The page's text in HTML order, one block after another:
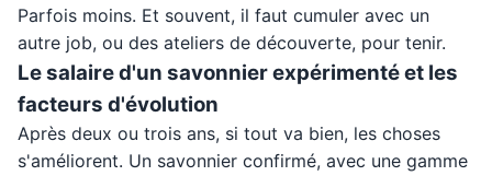
Parfois moins. Et souvent, il faut cumuler avec un
autre job, ou des ateliers de découverte, pour tenir.
Le salaire d'un savonnier expérimenté et les
facteurs d'évolution
Après deux ou trois ans, si tout va bien, les choses
s'améliorent. Un savonnier confirmé, avec une gamme